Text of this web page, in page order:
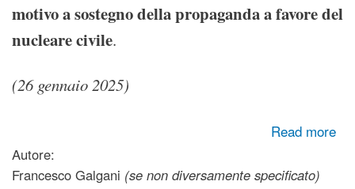
motivo a sostegno della propaganda a favore del
nucleare civile.
(26 gennaio 2025)
Read more
about Il nucleare civile è antieconomico, una truffa a danno
Autore:
Francesco Galgani (se non diversamente specificato)